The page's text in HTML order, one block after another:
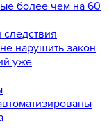
более чем на 60
нарушить закон
уже